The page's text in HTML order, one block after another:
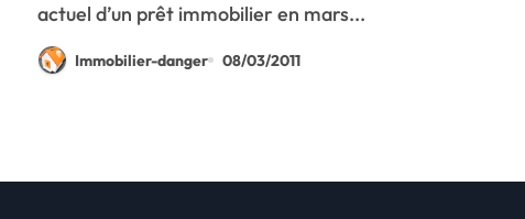
actuel d’un prêt immobilier en mars...
Immobilier-danger 08/03/2011